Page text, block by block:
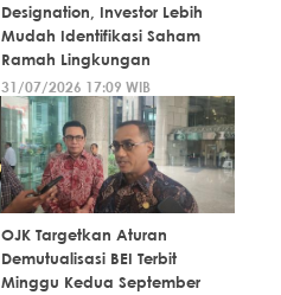
Designation, Investor Lebih
Mudah Identifikasi Saham
Ramah Lingkungan
31/07/2026 17:09 WIB
OJK Targetkan Aturan
Demutualisasi BEI Terbit
Minggu Kedua September